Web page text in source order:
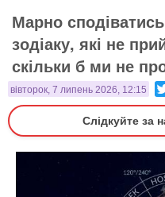
Марно
зодіаку, які не
скільки б ми не
вівторок, 7 липень 2026, 12:15
Слідкуйте за